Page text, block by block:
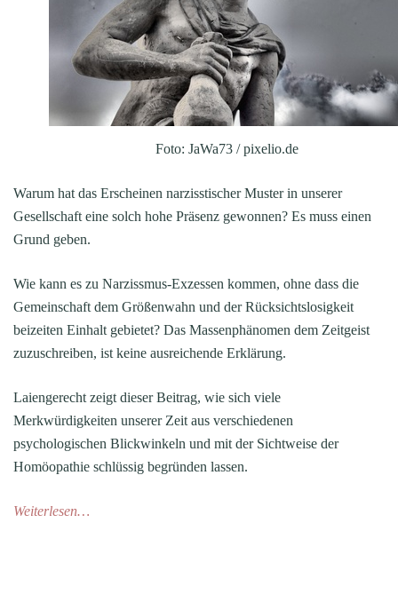
Foto: JaWa73 / pixelio.de
Warum hat das Erscheinen narzisstischer Muster in unserer
Gesellschaft eine solch hohe Präsenz gewonnen? Es muss einen
Grund geben.
Wie kann es zu Narzissmus-Exzessen kommen, ohne dass die
Gemeinschaft dem Größenwahn und der Rücksichtslosigkeit
beizeiten Einhalt gebietet? Das Massenphänomen dem Zeitgeist
zuzuschreiben, ist keine ausreichende Erklärung.
Laiengerecht zeigt dieser Beitrag, wie sich viele
Merkwürdigkeiten unserer Zeit aus verschiedenen
psychologischen Blickwinkeln und mit der Sichtweise der
Homöopathie schlüssig begründen lassen.
Weiterlesen…